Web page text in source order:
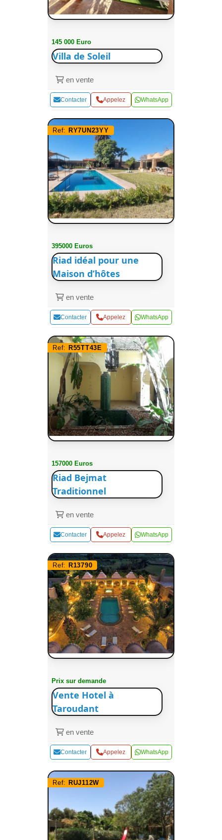
145 000 Euro
Villa de Soleil
en vente
Contacter Appelez WhatsApp
Ref: RY7UN23YY
395000 Euros
Riad idéal pour une
Maison d’hôtes
en vente
Contacter Appelez WhatsApp
Ref: R55TT43E
157000 Euros
Riad Bejmat
Traditionnel
en vente
Contacter Appelez WhatsApp
Ref: R13790
Prix sur demande
Vente Hotel à
Taroudant
en vente
Contacter Appelez WhatsApp
Ref: RUJ112W